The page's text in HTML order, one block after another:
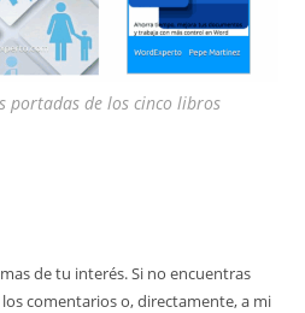
portadas de los cinco libros
de tu interés. Si no encuentras
comentarios o, directamente, a mi